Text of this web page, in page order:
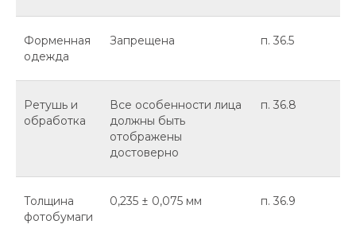
Форменная
одежда
Запрещена п. 36.5
Ретушь и
обработка
Все особенности лица
должны быть
отображены
достоверно
п. 36.8
Толщина
фотобумаги
0,235 ± 0,075 мм п. 36.9